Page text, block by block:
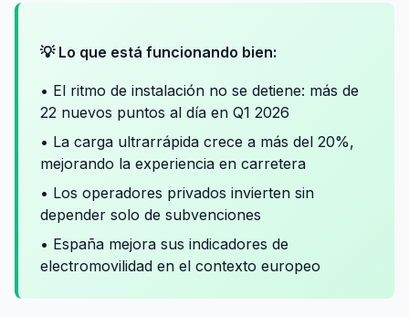
💡 Lo que está funcionando bien:
• El ritmo de instalación no se detiene: más de
22 nuevos puntos al día en Q1 2026
• La carga ultrarrápida crece a más del 20%,
mejorando la experiencia en carretera
• Los operadores privados invierten sin
depender solo de subvenciones
• España mejora sus indicadores de
electromovilidad en el contexto europeo